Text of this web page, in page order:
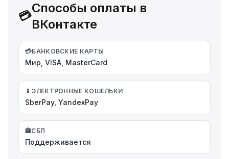
💳
Способы оплаты в
ВКонтакте
💳БАНКОВСКИЕ КАРТЫ
Мир, VISA, MasterCard
📱 ЭЛЕКТРОННЫЕ КОШЕЛЬКИ
SberPay, YandexPay
🏦СБП
Поддерживается